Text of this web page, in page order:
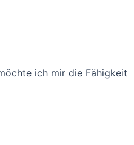
ich mir die Fähigkeit